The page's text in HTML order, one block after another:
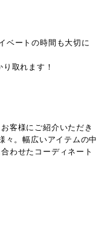
ベートの時間も大切に
取れます！
客様にご紹介いただき
々。幅広いアイテムの中
わせたコーディネート